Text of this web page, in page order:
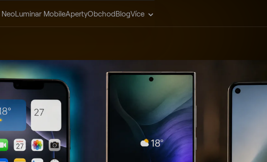
Luminar MobileApertyObchodBlogVíce